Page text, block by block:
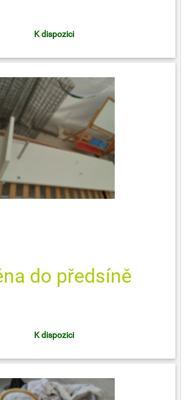
K dispozici
do předsíně
K dispozici